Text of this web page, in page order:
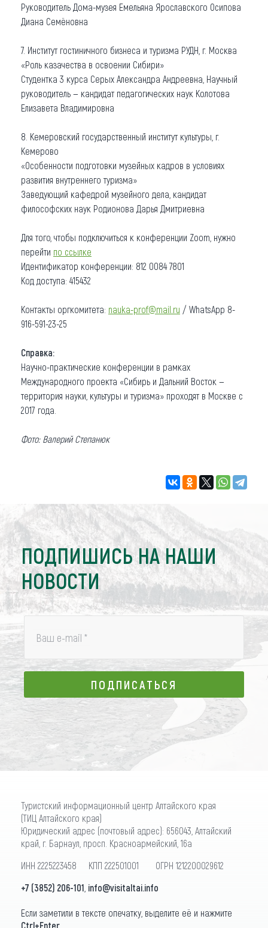
Руководитель Дома-музея Емельяна Ярославского Осипова
Диана Семёновна
7. Институт гостиничного бизнеса и туризма РУДН, г. Москва
«Роль казачества в освоении Сибири»
Студентка 3 курса Серых Александра Андреевна, Научный
руководитель — кандидат педагогических наук Колотова
Елизавета Владимировна
8. Кемеровский государственный институт культуры, г.
Кемерово
«Особенности подготовки музейных кадров в условиях
развития внутреннего туризма»
Заведующий кафедрой музейного дела, кандидат
философских наук Родионова Дарья Дмитриевна
Для того, чтобы подключиться к конференции Zoom, нужно
перейти по ссылке
Идентификатор конференции: 812 0084 7801
Код доступа: 415432
Контакты оргкомитета: nauka-prof@mail.ru / WhatsApp 8-
916-591-23-25
Справка:
Научно-практические конференции в рамках
Международного проекта «Сибирь и Дальний Восток —
территория науки, культуры и туризма» проходят в Москве с
2017 года.
Фото: Валерий Степанюк
ПОДПИШИСЬ НА НАШИ
НОВОСТИ
Ваш e-mail *
ПОДПИСАТЬСЯ
ПОДПИСАТЬСЯ
Туристский информационный центр Алтайского края
(ТИЦ Алтайского края)
Юридический адрес (почтовый адрес): 656043, Алтайский
край, г. Барнаул, просп. Красноармейский, 16а
ИНН 2225223458 КПП 222501001 ОГРН 1212200029612
+7 (3852) 206-101 info@visitaltai.info
Если заметили в тексте опечатку, выделите её и нажмите
Ctrl+Enter